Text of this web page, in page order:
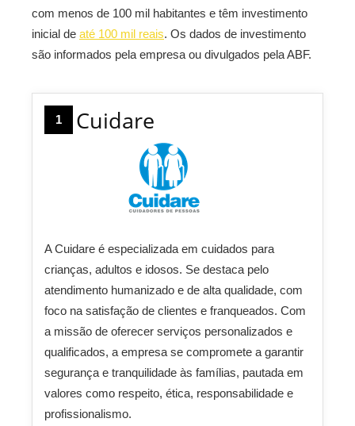
com menos de 100 mil habitantes e têm investimento
inicial de até 100 mil reais. Os dados de investimento
são informados pela empresa ou divulgados pela ABF.
1 Cuidare
A Cuidare é especializada em cuidados para
crianças, adultos e idosos. Se destaca pelo
atendimento humanizado e de alta qualidade, com
foco na satisfação de clientes e franqueados. Com
a missão de oferecer serviços personalizados e
qualificados, a empresa se compromete a garantir
segurança e tranquilidade às famílias, pautada em
valores como respeito, ética, responsabilidade e
profissionalismo.